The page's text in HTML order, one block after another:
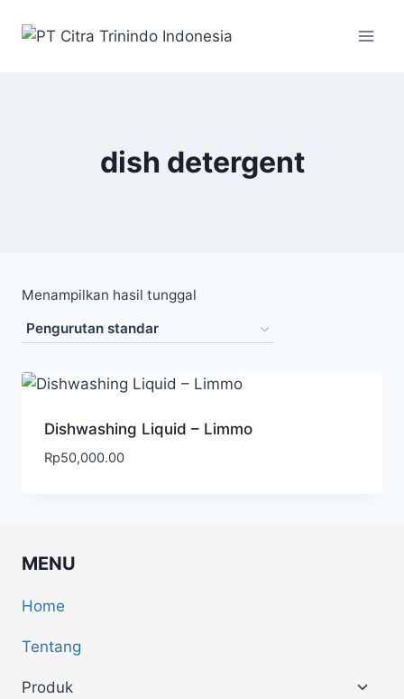
dish detergent
Menampilkan hasil tunggal
Dishwashing Liquid – Limmo
Rp50,000.00
MENU
Home
Tentang
Produk